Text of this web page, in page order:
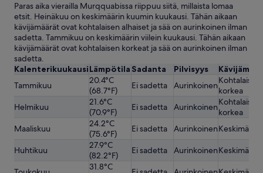
Paras aika vierailla Murqquabissa riippuu siitä, millaista lomaa
etsit. Heinäkuu on keskimäärin kuumin kuukausi. Tähän aikaan
kävijämäärät ovat kohtalaisen alhaiset ja sää on aurinkoinen ilman
sadetta. Tammikuu on keskimäärin viilein kuukausi. Tähän aikaan
kävijämäärät ovat kohtalaisen korkeat ja sää on aurinkoinen ilman
sadetta.
KalenterikuukausiLämpötila Sadanta Pilvisyys
Tammikuu
20.4°C
(68.7°F)
Ei sadetta AurinkoinenKohtalaisen
korkea
Helmikuu
21.6°C
(70.9°F)
Ei sadetta AurinkoinenKohtalaisen
korkea
Maaliskuu
24.2°C
(75.6°F)
Ei sadetta Aurinkoinen
Huhtikuu
27.9°C
(82.2°F)
Ei sadetta Aurinkoinen
31.8°C